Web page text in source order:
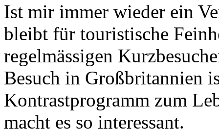
Ist mir immer wieder ein
bleibt für touristische
regelmässigen
Besuch in Großbritannien
Kontrastprogramm zum
macht es so interessant.